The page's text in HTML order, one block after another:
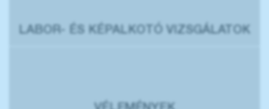
LABOR- ÉS KÉPALKOTÓ VIZSGÁLATOK